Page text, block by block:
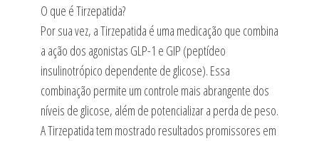
O que é Tirzepatida?
Por sua vez, a Tirzepatida é uma medicação que combina
a ação dos agonistas GLP-1 e GIP (peptídeo
insulinotrópico dependente de glicose). Essa
combinação permite um controle mais abrangente dos
níveis de glicose, além de potencializar a perda de peso.
A Tirzepatida tem mostrado resultados promissores em